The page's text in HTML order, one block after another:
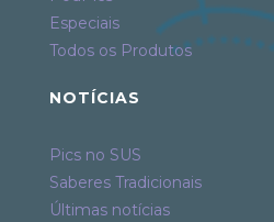
Especiais
Todos os Produtos
NOTÍCIAS
Pics no SUS
Saberes Tradicionais
Últimas notícias